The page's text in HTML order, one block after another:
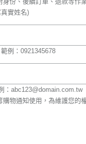
實姓名)
例：0921345678
：abc123@domain.com.tw
物通知使用，為維護您的